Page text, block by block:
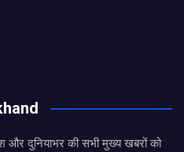
और दुनियाभर की सभी मुख्य खबरों को